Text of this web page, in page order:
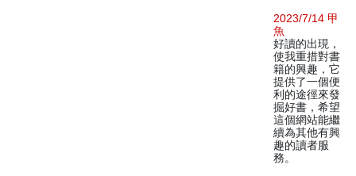
2023/7/14 甲
魚
好讀的出現，
使我重措對書
籍的興趣，它
提供了一個便
利的途徑來發
掘好書，希望
這個網站能繼
續為其他有興
趣的讀者服
務。